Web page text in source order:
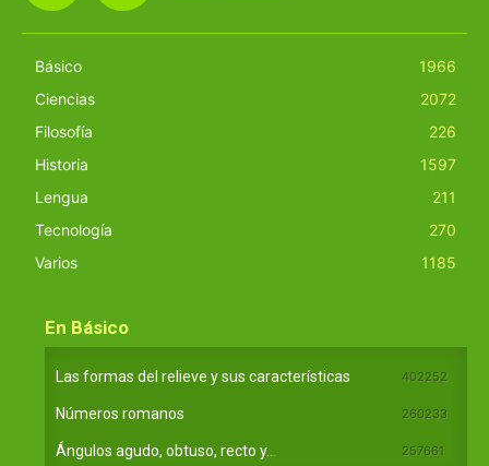
Básico
1966
Ciencias
2072
Filosofía
226
Historia
1597
Lengua
211
Tecnología
270
Varios
1185
En Básico
Las formas del relieve y sus características 402252
Números romanos 260233
Ángulos agudo, obtuso, recto y... 257661